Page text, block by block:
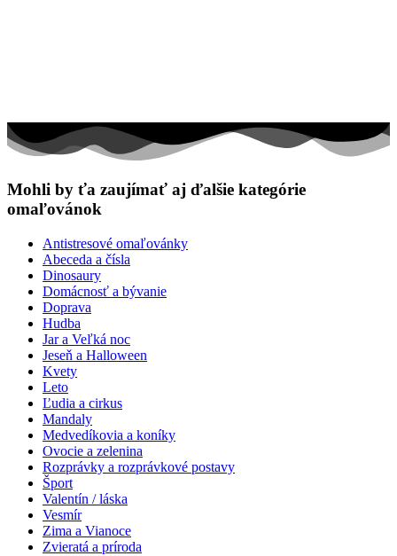
Mohli by ťa zaujímať aj ďalšie kategórie
omaľovánok
Antistresové omaľovánky
Abeceda a čísla
Dinosaury
Domácnosť a bývanie
Doprava
Hudba
Jar a Veľká noc
Jeseň a Halloween
Kvety
Leto
Ľudia a cirkus
Mandaly
Medvedíkovia a koníky
Ovocie a zelenina
Rozprávky a rozprávkové postavy
Šport
Valentín / láska
Vesmír
Zima a Vianoce
Zvieratá a príroda